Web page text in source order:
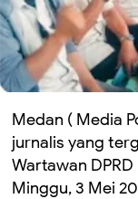
Medan ( Media
jurnalis yang
Wartawan
Minggu, 3 Mei